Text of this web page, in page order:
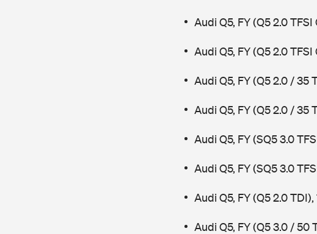
Audi Q5, FY (Q5 2.0
Audi Q5, FY (Q5 2.0
Audi Q5, FY (Q5 2.0 / 35
Audi Q5, FY (Q5 2.0 / 35
Audi Q5, FY (SQ5 3.0
Audi Q5, FY (SQ5 3.0
Audi Q5, FY (Q5 2.0
Audi Q5, FY (Q5 3.0 / 50